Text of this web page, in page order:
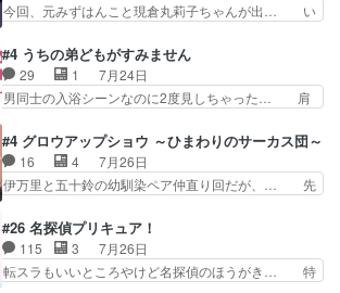
新たな依頼サブタイトル…
ABEMAで視聴しました。視聴に… クリフとエリ
相変わらずで草ルディ君釣り… ルーデウスにシル
フィエットとロキシーとの… 離れ離れになったり
別れがあったり絶望の大…
今回、元みずはんこと現倉丸莉子ちゃんが出… い
様とは...本当の愛とは...なんぞ… テンポの良いボ
ケとツッコミで笑わせつつ、… この作品、ストー
リーにも登場人物にも全く… 家で机に向かってる
時の貧乏ゆすりとか、ラ… お姉ちゃんと話せ
に、ララは何を思うのだ… 息をするかのように3
話まで視聴。2026… ララの王子様探しが本格的
に動き出した回。…
#4 うちの弟どもがすみません
29 1
7月24日
男同士の入浴シーンなのに2度見しちゃった… 肩
散歩って逃げるよね！糸と類を助けよう… 類の面
倒見るのが1番大変そう糸は誰とでも… 源くんを
甘えさせるまでの糸と周りの出来事… 源くん、甘
えちゃうぞ宣言。思ったよりラブ… 糸ちゃんのま
目的を忘れてますますヤング… でも央太と親しく
するのは嫌。世話を拒んで… ゴメス（カエル）外
で散歩させてたのか(*…
#4 グロウアップショウ ～ひまわりのサーカス団～
16 4
7月26日
伊万里と五十鈴の幼馴染ペア仲直り回だが、… 先
や、これ素晴らしいコメディアニメだな。… 水着
回なのにビキニじゃない！これは時代背… 今回は
推しの吾野伊万里ちゃん担当回。これ… 伊万里さ
んの手品回であり水着回ね。瑞佳ち… 売り上げが
#26 名探偵プリキュア！
115 3
7月26日
転スラもいいところやけど名探偵のほうがき… 特